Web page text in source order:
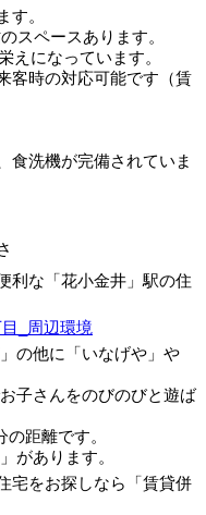
す。
スペースあります。
えになっています。
客時の対応可能です（賃
食洗機が完備されていま
利な「花小金井」駅の住
の他に「いなげや」や
子さんをのびのびと遊ば
距離です。
があります。
宅をお探しなら「賃貸併